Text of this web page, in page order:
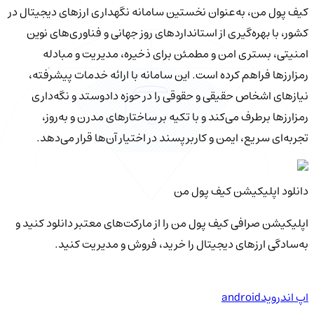
کیف‌ پول من، به‌عنوان نخستین سامانه نگهداری ارزهای دیجیتال در
کشور، با بهره‌گیری از استانداردهای روز جهانی و فناوری‌های نوین
امنیتی، بستری امن و مطمئن برای ذخیره، مدیریت و مبادله
رمزارزها فراهم کرده است. این سامانه با ارائه خدمات پیشرفته،
نیازهای اشخاص حقیقی و حقوقی را در حوزه دادوستد و نگه‌داری
رمزارزها برطرف می‌کند و با تکیه بر ساختارهای مدرن و به‌روز،
تجربه‌ای سریع، ایمن و کاربرپسند در اختیار آن‌ها قرار می‌دهد.
دانلود اپلیکیشن کیف‌ پول من
اپلیکیشن صرافی کیف پول من را از مارکت‌های معتبر دانلود کنید و
به‌سادگی ارزهای دیجیتال را خرید، فروش و مدیریت کنید.
اپ اندرویدandroid